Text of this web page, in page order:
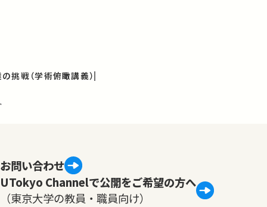
挑戦（学術俯瞰講義）
お問い合わせ
UTokyo Channelで公開をご希望の方へ
（東京大学の教員・職員向け）